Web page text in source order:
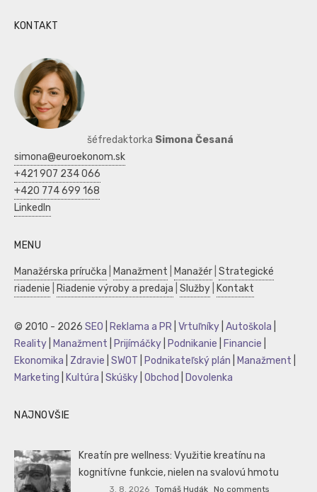
KONTAKT
šéfredaktorka Simona Česaná
simona@euroekonom.sk
+421 907 234 066
+420 774 699 168
LinkedIn
MENU
Manažérska príručka Manažment Manažér Strategické
riadenie
Riadenie výroby a predaja Služby Kontakt
© 2010 - 2026 SEO Reklama a PR Vrtuľníky Autoškola
Reality
Manažment Prijímáčky Podnikanie Financie
Ekonomika
Zdravie SWOT Podnikateľský plán Manažment
Marketing
Kultúra Skúšky Obchod Dovolenka
NAJNOVŠIE
Kreatín pre wellness: Využitie kreatínu na
kognitívne funkcie, nielen na svalovú hmotu
3. 8. 2026 Tomáš Hudák No comments